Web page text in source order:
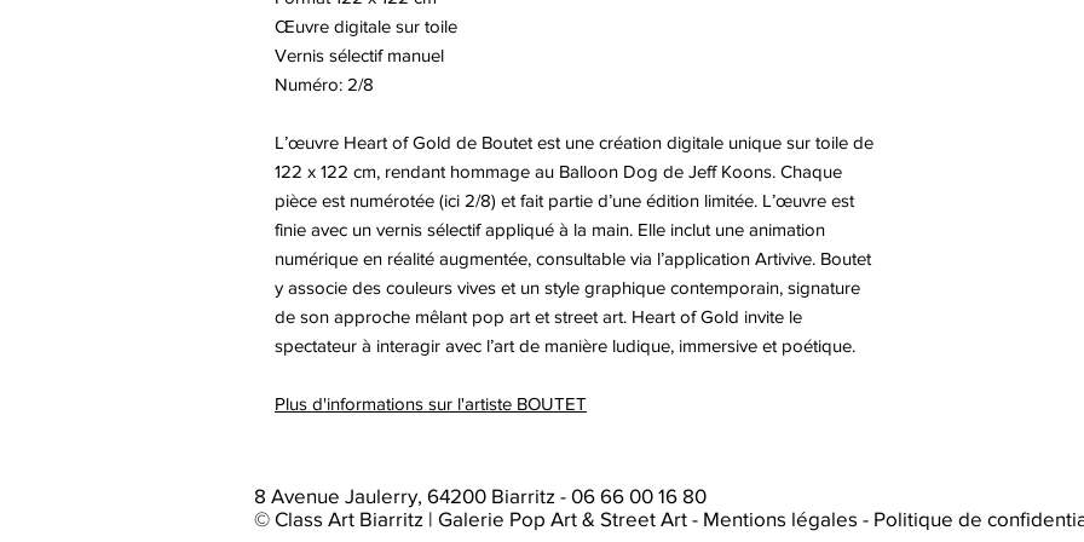
Œuvre digitale sur toile
Vernis sélectif manuel
Numéro: 2/8
L’œuvre Heart of Gold de Boutet est une création digitale unique sur toile de
122 x 122 cm, rendant hommage au Balloon Dog de Jeff Koons. Chaque
pièce est numérotée (ici 2/8) et fait partie d’une édition limitée. L’œuvre est
finie avec un vernis sélectif appliqué à la main. Elle inclut une animation
numérique en réalité augmentée, consultable via l’application Artivive. Boutet
y associe des couleurs vives et un style graphique contemporain, signature
de son approche mêlant pop art et street art. Heart of Gold invite le
spectateur à interagir avec l’art de manière ludique, immersive et poétique.
Plus d'informations sur l'artiste BOUTET
8 Avenue Jaulerry, 64200 Biarritz - 06 66 00 16 80
© Class Art Biarritz | Galerie Pop Art & Street Art - Mentions légales - Politique de